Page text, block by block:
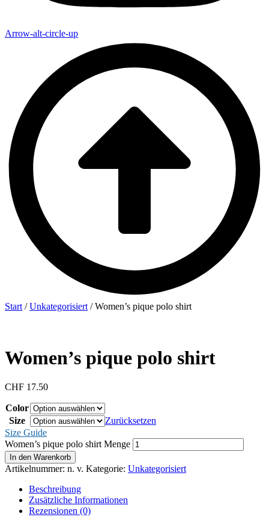
Arrow-alt-circle-up
Start/Unkategorisiert/ Women’s pique polo shirt
Women’s pique polo shirt
CHF 17.50
Color
Size
Zurücksetzen
Size Guide
Women’s pique polo shirt Menge
In den Warenkorb
Artikelnummer: n. v. Kategorie: Unkategorisiert
Beschreibung
Zusätzliche Informationen
Rezensionen (0)